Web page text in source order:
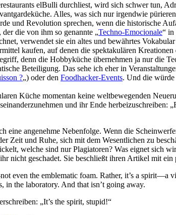
elBulli durchliest, wird sich schwer tun,
Alles, was sich nur irgendwie
und Revolution sprechen, wenn die historische
die von ihm so genannte „Techno-Emocionale“ in
verwendet sie ein altes und bewährtes
kaufen, auf denen die spektakulären
denn die Hobbyküche übernehmen ja nur die
Beteiligung. Das sehe ich eher in
?„) oder den Foodhacker-Events. Und die würde
Küche momentan keine weltbewegenden
und ihr Ende
eine angenehme Nebenfolge. Wenn die
Zeit und Ruhe, sich mit dem Wesentlichen zu
welche sind nur Plagiatoren? Was eignet sich
nicht geschadet. Sie beschließt ihren Artikel mit
even the emblematic foam. Rather, it’s a spirit—a
in the laboratory. And that isn’t going away.
„It’s the spirit, stupid!“